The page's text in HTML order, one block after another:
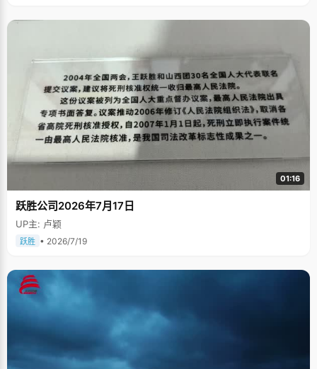
01:16
跃胜公司2026年7月17日
UP主: 卢颖
跃胜 • 2026/7/19